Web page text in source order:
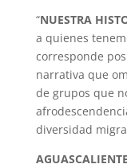
“NUESTRA
a quienes
corresponde
narrativa que
de grupos que
diversidad